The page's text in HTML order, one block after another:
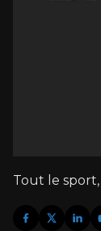
Tout le